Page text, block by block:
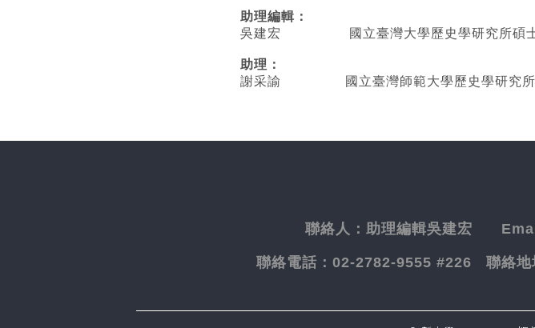
助理編輯：
吳建宏 國立臺灣大學歷史學研究所碩
助理：
謝采諭
國立臺灣師範大學歷史學研究
聯絡人： 助理編輯吳建宏
聯絡電話： 02-2782-9555 #226 聯絡地